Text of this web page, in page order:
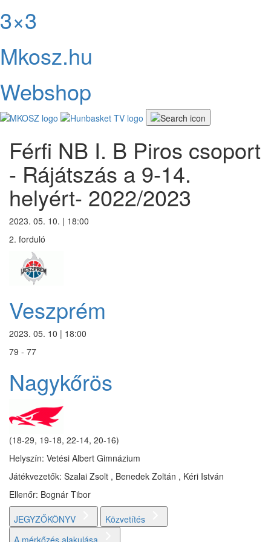
3×3
Mkosz.hu
Webshop
Férfi NB I. B Piros csoport
- Rájátszás a 9-14.
helyért- 2022/2023
2023. 05. 10. | 18:00
2. forduló
Veszprém
2023. 05. 10 | 18:00
79 - 77
Nagykőrös
(18-29, 19-18, 22-14, 20-16)
Helyszín: Vetési Albert Gimnázium
Játékvezetők: Szalai Zsolt , Benedek Zoltán , Kéri István
Ellenőr: Bognár Tibor
JEGYZŐKÖNYV
Közvetítés
A mérkőzés alakulása